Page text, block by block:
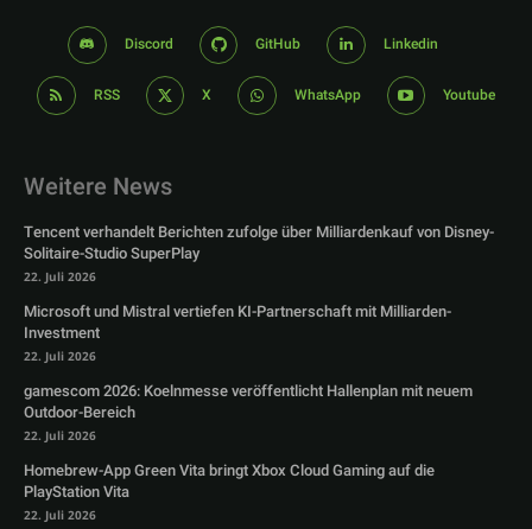
Discord GitHub Linkedin
RSS X WhatsApp Youtube
Weitere News
Tencent verhandelt Berichten zufolge über Milliardenkauf von Disney-
Solitaire-Studio SuperPlay
22. Juli 2026
Microsoft und Mistral vertiefen KI-Partnerschaft mit Milliarden-
Investment
22. Juli 2026
gamescom 2026: Koelnmesse veröffentlicht Hallenplan mit neuem
Outdoor-Bereich
22. Juli 2026
Homebrew-App Green Vita bringt Xbox Cloud Gaming auf die
PlayStation Vita
22. Juli 2026